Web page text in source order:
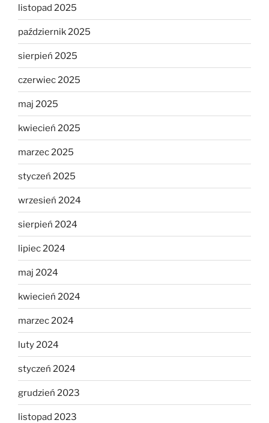
listopad 2025
październik 2025
sierpień 2025
czerwiec 2025
maj 2025
kwiecień 2025
marzec 2025
styczeń 2025
wrzesień 2024
sierpień 2024
lipiec 2024
maj 2024
kwiecień 2024
marzec 2024
luty 2024
styczeń 2024
grudzień 2023
listopad 2023